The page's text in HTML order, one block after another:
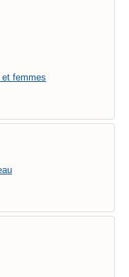
femmes